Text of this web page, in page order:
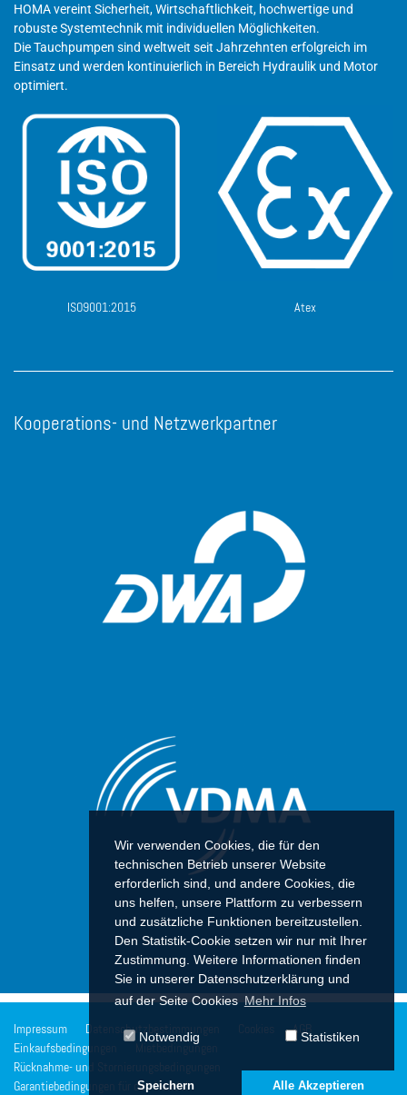
Wir verwenden Cookies, die für den
technischen Betrieb unserer Website
erforderlich sind, und andere Cookies, die
uns helfen, unsere Plattform zu verbessern
und zusätzliche Funktionen bereitzustellen.
Den Statistik-Cookie setzen wir nur mit Ihrer
Zustimmung. Weitere Informationen finden
Sie in unserer Datenschutzerklärung und
auf der Seite CookiesMehr Infos
Notwendig Statistiken
Speichern Alle Akzeptieren
HOMA vereint Sicherheit, Wirtschaftlichkeit, hochwertige und
robuste Systemtechnik mit individuellen Möglichkeiten.
Die Tauchpumpen sind weltweit seit Jahrzehnten erfolgreich im
Einsatz und werden kontinuierlich in Bereich Hydraulik und Motor
optimiert.
ISO9001:2015 Atex
Kooperations- und Netzwerkpartner
Impressum Datenschutzbestimmungen
AGB
Einkaufsbedingungen
Mietbedingungen
Rücknahme- und Stornierungsbedingungen
Garantiebedingungen für den Handel